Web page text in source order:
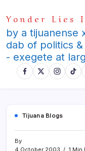
to
content
Yonder Lies
by a tijuanense
dab of politics
- exegete at
Tijuana Blogs
By
4 October 2003
1 Min